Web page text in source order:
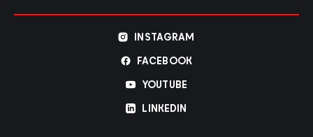
INSTAGRAM
FACEBOOK
YOUTUBE
LINKEDIN